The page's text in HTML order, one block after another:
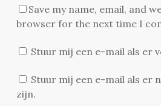
Save my name, email, and
browser for the next time I
Stuur mij een e-mail als er
Stuur mij een e-mail als er
zijn.